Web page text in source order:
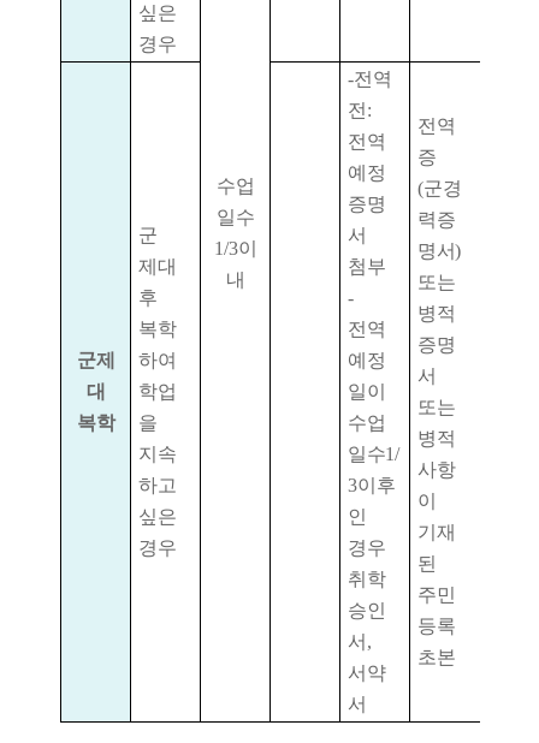
싶은
경우
수업
일수
1/3이
내
군제
대
복학
군
제대
후
복학
하여
학업
을
지속
하고
싶은
경우
-전역
전 :
전역
예정
증명
서
첨부
-
전역
예정
일이
수업
일수1/
3이후
인
경우
취학
승인
서 ,
서약
서
전역
증
(군경
력증
명서)
또는
병적
증명
서
또는
병적
사항
이
기재
된
주민
등록
초본